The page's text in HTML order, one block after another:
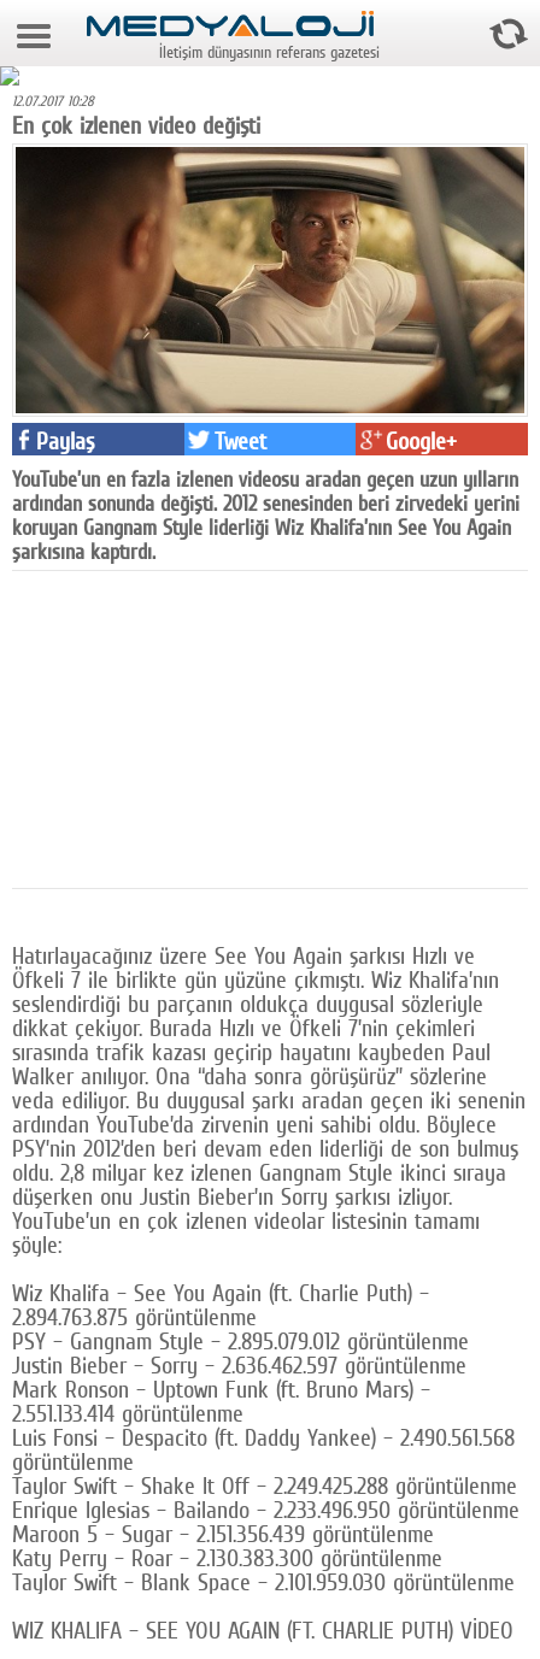
6 Ağustos 2026 16:02:28
Foto Galeri
Video Galeri
Gazeteler
Medya
Reyting-tiraj
Teknoloji
Televizyon
Pr
Facebook
SOSYAL MEDYA
Facebook
Twitter
Google Plus
© 2026 TÜM HAKLARI SAKLIDIR
İletişim dünyasının referans gazetesi
12.07.2017 10:28
En çok izlenen video değişti
Paylaş Tweet Google+
YouTube’un en fazla izlenen videosu aradan geçen uzun yılların
ardından sonunda değişti. 2012 senesinden beri zirvedeki yerini
koruyan Gangnam Style liderliği Wiz Khalifa’nın See You Again
şarkısına kaptırdı.
Hatırlayacağınız üzere See You Again şarkısı Hızlı ve
Öfkeli 7 ile birlikte gün yüzüne çıkmıştı. Wiz Khalifa’nın
seslendirdiği bu parçanın oldukça duygusal sözleriyle
dikkat çekiyor. Burada Hızlı ve Öfkeli 7’nin çekimleri
sırasında trafik kazası geçirip hayatını kaybeden Paul
Walker anılıyor. Ona “daha sonra görüşürüz” sözlerine
veda ediliyor. Bu duygusal şarkı aradan geçen iki senenin
ardından YouTube’da zirvenin yeni sahibi oldu. Böylece
PSY’nin 2012’den beri devam eden liderliği de son bulmuş
oldu. 2,8 milyar kez izlenen Gangnam Style ikinci sıraya
düşerken onu Justin Bieber’ın Sorry şarkısı izliyor.
YouTube’un en çok izlenen videolar listesinin tamamı
şöyle:
Wiz Khalifa – See You Again (ft. Charlie Puth) –
2.894.763.875 görüntülenme
PSY – Gangnam Style – 2.895.079.012 görüntülenme
Justin Bieber – Sorry – 2.636.462.597 görüntülenme
Mark Ronson – Uptown Funk (ft. Bruno Mars) –
2.551.133.414 görüntülenme
Luis Fonsi – Despacito (ft. Daddy Yankee) – 2.490.561.568
görüntülenme
Taylor Swift – Shake It Off – 2.249.425.288 görüntülenme
Enrique Iglesias – Bailando – 2.233.496.950 görüntülenme
Maroon 5 – Sugar – 2.151.356.439 görüntülenme
Katy Perry – Roar – 2.130.383.300 görüntülenme
Taylor Swift – Blank Space – 2.101.959.030 görüntülenme
WIZ KHALIFA – SEE YOU AGAIN (FT. CHARLIE PUTH) VİDEO